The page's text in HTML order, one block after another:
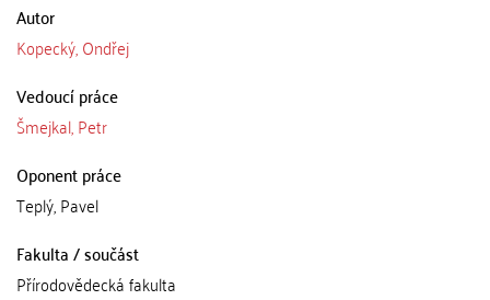
Autor
Kopecký, Ondřej
Vedoucí práce
Šmejkal, Petr
Oponent práce
Teplý, Pavel
Fakulta / součást
Přírodovědecká fakulta